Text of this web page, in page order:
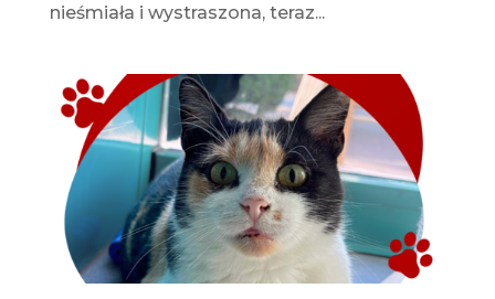
nieśmiała i wystraszona, teraz...